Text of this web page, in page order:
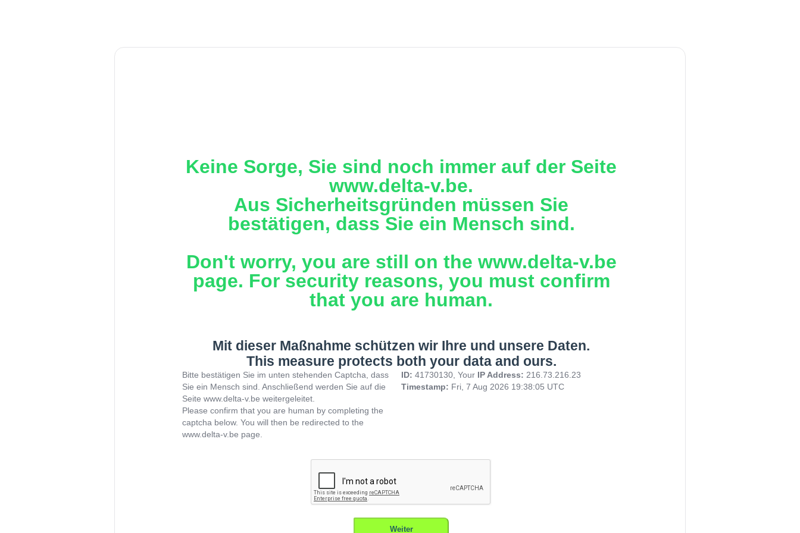
Keine Sorge, Sie sind noch immer auf der Seite
www.delta-v.be.
Aus Sicherheitsgründen müssen Sie
bestätigen, dass Sie ein Mensch sind.
Don't worry, you are still on the www.delta-v.be
page. For security reasons, you must confirm
that you are human.
Mit dieser Maßnahme schützen wir Ihre und unsere Daten.
This measure protects both your data and ours.
Bitte bestätigen Sie im unten stehenden Captcha, dass
Sie ein Mensch sind. Anschließend werden Sie auf die
Seite www.delta-v.be weitergeleitet.
Please confirm that you are human by completing the
captcha below. You will then be redirected to the
www.delta-v.be page.
ID: 41730130, Your IP Address: 216.73.216.23
Timestamp: Fri, 7 Aug 2026 19:38:05 UTC